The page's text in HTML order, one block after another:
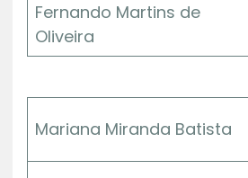
Fernando Martins de
Oliveira
Mariana Miranda Batista